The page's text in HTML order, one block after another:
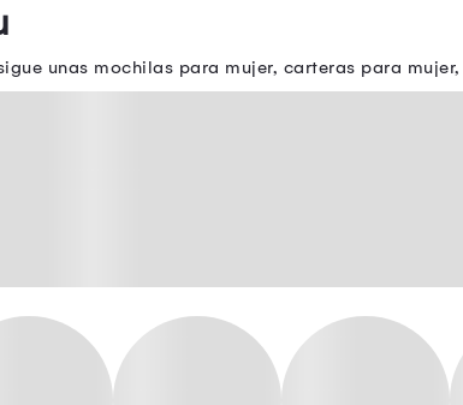
unas mochilas para mujer, carteras para